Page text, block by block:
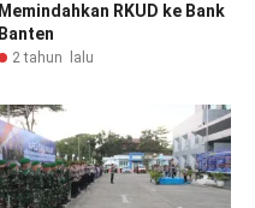
Memindahkan RKUD ke Bank
Banten
2 tahun lalu